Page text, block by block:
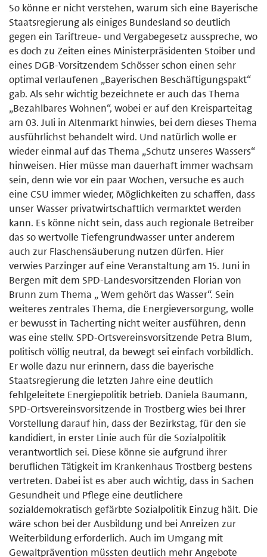
So könne er nicht verstehen, warum sich eine Bayerische
Staatsregierung als einiges Bundesland so deutlich
gegen ein Tariftreue- und Vergabegesetz ausspreche, wo
es doch zu Zeiten eines Ministerpräsidenten Stoiber und
eines DGB-Vorsitzendem Schösser schon einen sehr
optimal verlaufenen „Bayerischen Beschäftigungspakt“
gab. Als sehr wichtig bezeichnete er auch das Thema
„Bezahlbares Wohnen“, wobei er auf den Kreisparteitag
am 03. Juli in Altenmarkt hinwies, bei dem dieses Thema
ausführlichst behandelt wird. Und natürlich wolle er
wieder einmal auf das Thema „Schutz unseres Wassers“
hinweisen. Hier müsse man dauerhaft immer wachsam
sein, denn wie vor ein paar Wochen, versuche es auch
eine CSU immer wieder, Möglichkeiten zu schaffen, dass
unser Wasser privatwirtschaftlich vermarktet werden
kann. Es könne nicht sein, dass auch regionale Betreiber
das so wertvolle Tiefengrundwasser unter anderem
auch zur Flaschensäuberung nutzen dürfen. Hier
verwies Parzinger auf eine Veranstaltung am 15. Juni in
Bergen mit dem SPD-Landesvorsitzenden Florian von
Brunn zum Thema „ Wem gehört das Wasser“. Sein
weiteres zentrales Thema, die Energieversorgung, wolle
er bewusst in Tacherting nicht weiter ausführen, denn
was eine stellv. SPD-Ortsvereinsvorsitzende Petra Blum,
politisch völlig neutral, da bewegt sei einfach vorbildlich.
Er wolle dazu nur erinnern, dass die bayerische
Staatsregierung die letzten Jahre eine deutlich
fehlgeleitete Energiepolitik betrieb. Daniela Baumann,
SPD-Ortsvereinsvorsitzende in Trostberg wies bei Ihrer
Vorstellung darauf hin, dass der Bezirkstag, für den sie
kandidiert, in erster Linie auch für die Sozialpolitik
verantwortlich sei. Diese könne sie aufgrund ihrer
beruflichen Tätigkeit im Krankenhaus Trostberg bestens
vertreten. Dabei ist es aber auch wichtig, dass in Sachen
Gesundheit und Pflege eine deutlichere
sozialdemokratisch gefärbte Sozialpolitik Einzug hält. Die
wäre schon bei der Ausbildung und bei Anreizen zur
Weiterbildung erforderlich. Auch im Umgang mit
Gewaltprävention müssten deutlich mehr Angebote